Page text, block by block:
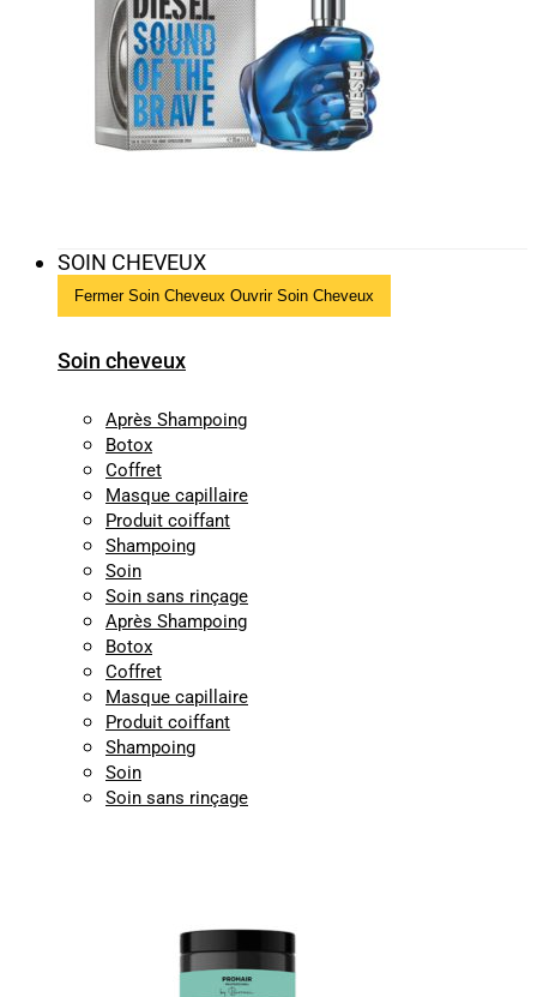
SOIN CHEVEUX
Fermer Soin Cheveux Ouvrir Soin Cheveux
Soin cheveux
Après Shampoing
Botox
Coffret
Masque capillaire
Produit coiffant
Shampoing
Soin
Soin sans rinçage
Après Shampoing
Botox
Coffret
Masque capillaire
Produit coiffant
Shampoing
Soin
Soin sans rinçage